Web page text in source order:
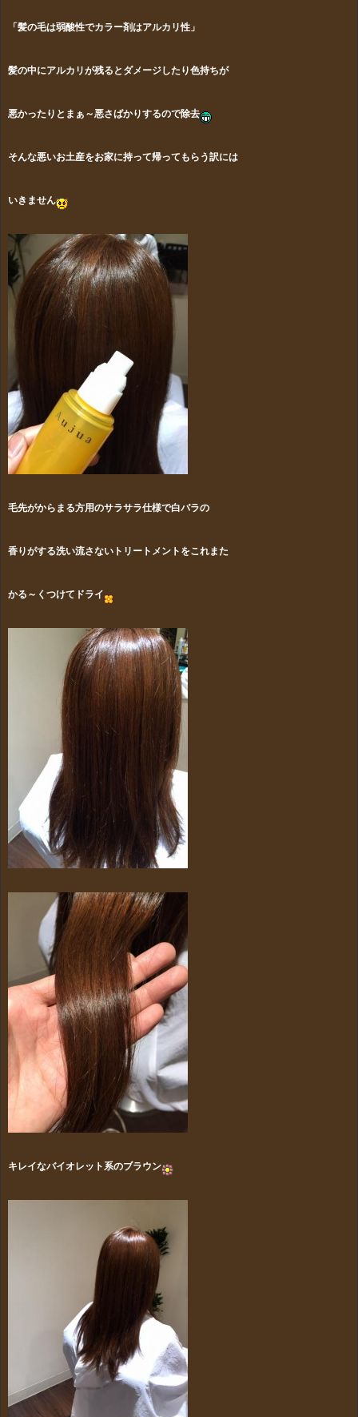
「髪の毛は弱酸性でカラー剤はアルカリ性」
髪の中にアルカリが残るとダメージしたり色持ちが
悪かったりとまぁ～悪さばかりするので除去
そんな悪いお土産をお家に持って帰ってもらう訳には
いきません
毛先がからまる方用のサラサラ仕様で白バラの
香りがする洗い流さないトリートメントをこれまた
かる～くつけてドライ
キレイなバイオレット系のブラウン